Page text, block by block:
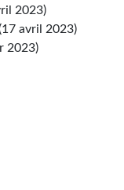
2023)
avril 2023)
2023)